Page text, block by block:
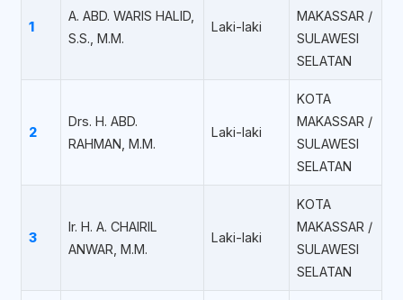
1
A. ABD. WARIS HALID,
S.S., M.M.
Laki-laki
MAKASSAR /
SULAWESI
SELATAN
2
Drs. H. ABD.
RAHMAN, M.M.
Laki-laki
KOTA
MAKASSAR /
SULAWESI
SELATAN
3
Ir. H. A. CHAIRIL
ANWAR, M.M.
Laki-laki
KOTA
MAKASSAR /
SULAWESI
SELATAN